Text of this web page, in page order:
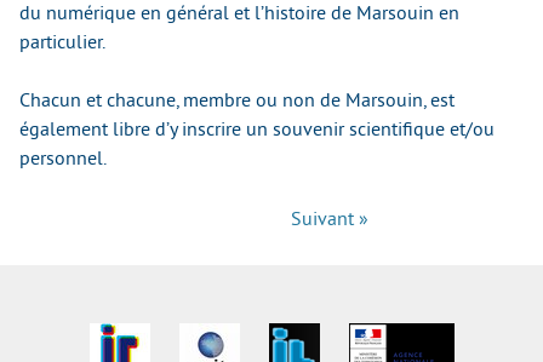
du numérique en général et l’histoire de Marsouin en
particulier.
Chacun et chacune, membre ou non de Marsouin, est
également libre d’y inscrire un souvenir scientifique et/ou
personnel.
Suivant »